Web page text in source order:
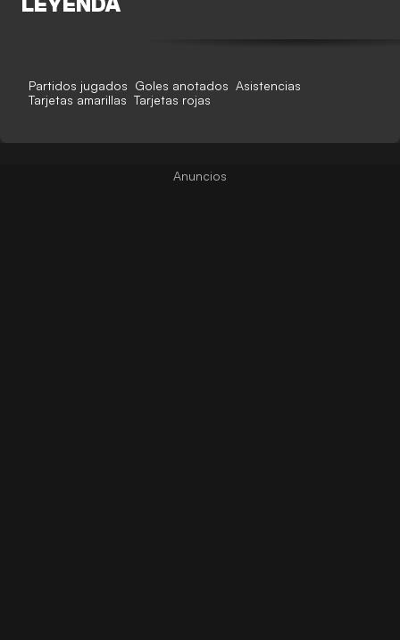
LEYENDA
Partidos jugados Goles anotados Asistencias
Tarjetas amarillas Tarjetas rojas